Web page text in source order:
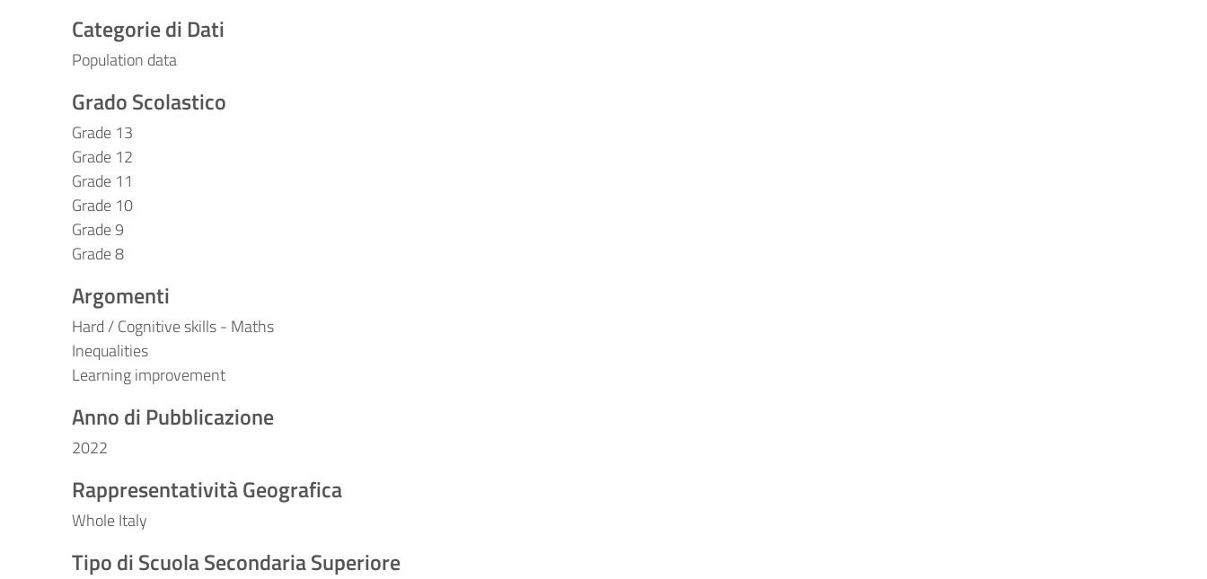
Categorie di Dati
Population data
Grado Scolastico
Grade 13
Grade 12
Grade 11
Grade 10
Grade 9
Grade 8
Argomenti
Hard / Cognitive skills - Maths
Inequalities
Learning improvement
Anno di Pubblicazione
2022
Rappresentatività Geografica
Whole Italy
Tipo di Scuola Secondaria Superiore